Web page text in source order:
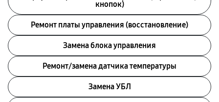
кнопок)
Ремонт платы управления (восстановление)
Замена блока управления
Ремонт/замена датчика температуры
Замена УБЛ